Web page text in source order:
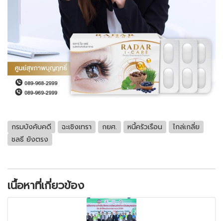
กรมบังคับคดี ฉะเชิงเทรา กยศ. หนี้ครัวเรือน
ไกล่เกลี่ย
ชลธี ยังตรง
เนื้อหาที่เกี่ยวข้อง